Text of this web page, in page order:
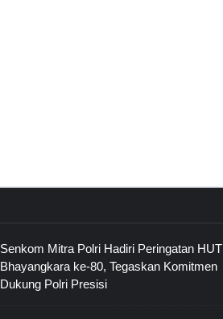
Senkom Mitra Polri Hadiri Peringatan HUT
Bhayangkara ke-80, Tegaskan Komitmen
Dukung Polri Presisi